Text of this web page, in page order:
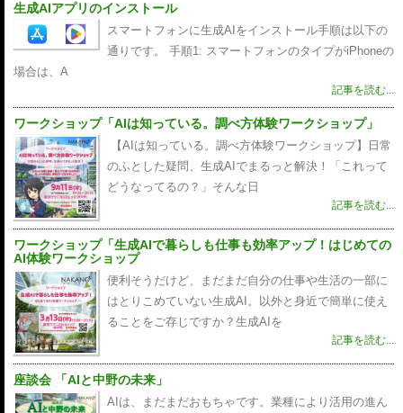
生成AIアプリのインストール
スマートフォンに生成AIをインストール手順は以下の
通りです。 手順1: スマートフォンのタイプがiPhoneの
場合は、A
記事を読む...
ワークショップ「AIは知っている。調べ方体験ワークショップ」
【AIは知っている。調べ方体験ワークショップ】日常
のふとした疑問、生成AIでまるっと解決！「これって
どうなってるの？」そんな日
記事を読む...
ワークショップ「生成AIで暮らしも仕事も効率アップ！はじめての
AI体験ワークショップ
便利そうだけど、まだまだ自分の仕事や生活の一部に
はとりこめていない生成AI。以外と身近で簡単に使え
ることをご存じですか？生成AIを
記事を読む...
座談会 「AIと中野の未来」
AIは、まだまだおもちゃです。業種により活用の進ん